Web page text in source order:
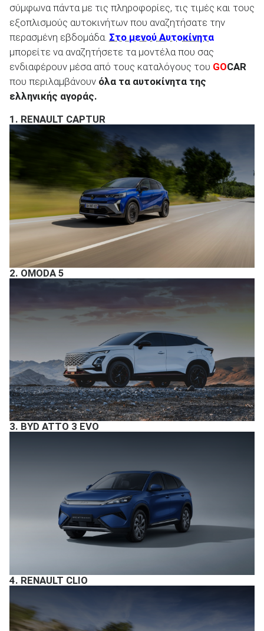
σύμφωνα πάντα με τις πληροφορίες, τις τιμές και τους
εξοπλισμούς αυτοκινήτων που αναζητήσατε την
περασμένη εβδομάδα. Στο μενού Αυτοκίνητα
μπορείτε να αναζητήσετε τα μοντέλα που σας
ενδιαφέρουν μέσα από τους καταλόγους του GOCAR
που περιλαμβάνουν όλα τα αυτοκίνητα της
ελληνικής αγοράς.
1. RENAULT CAPTUR
2. OMODA 5
3. BYD ATTO 3 EVO
4. RENAULT CLIO